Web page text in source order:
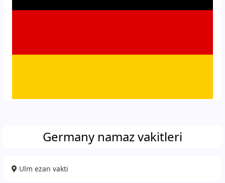
Germany namaz vakitleri
Ulm ezan vakti